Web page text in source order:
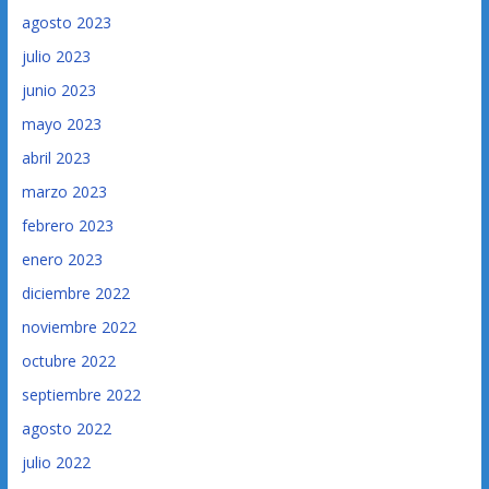
agosto 2023
julio 2023
junio 2023
mayo 2023
abril 2023
marzo 2023
febrero 2023
enero 2023
diciembre 2022
noviembre 2022
octubre 2022
septiembre 2022
agosto 2022
julio 2022